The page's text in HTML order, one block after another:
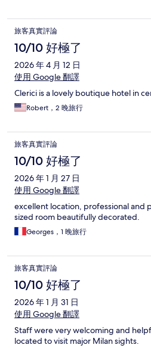
旅客真實評論
10/10 好極了
2026 年 4 月 12 日
使用 Google 翻譯
Clerici is a lovely boutique hotel in
Robert，2 晚旅行
旅客真實評論
10/10 好極了
2026 年 1 月 27 日
使用 Google 翻譯
excellent location, professional and
sized room beautifully decorated.
Georges，1 晚旅行
旅客真實評論
10/10 好極了
2026 年 1 月 31 日
使用 Google 翻譯
Staff were very welcoming and
located to visit major Milan sights.